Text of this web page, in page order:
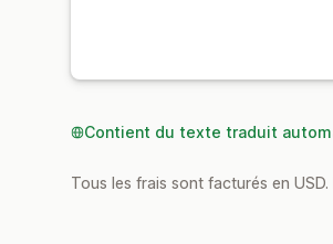
Contient du texte traduit
Tous les frais sont facturés en